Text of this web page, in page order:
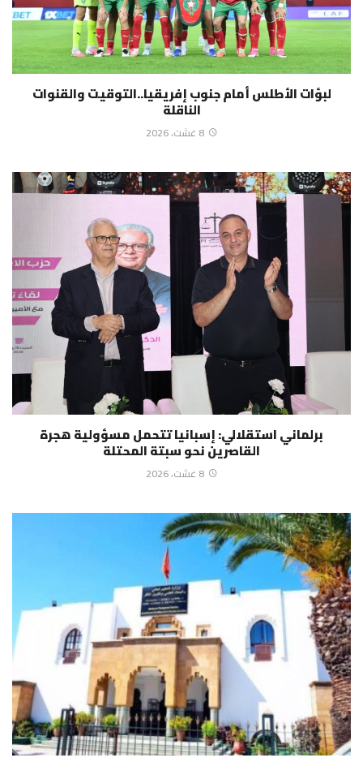
لبؤات الأطلس أمام جنوب إفريقيا..التوقيت والقنوات
الناقلة
8 غشت، 2026
برلماني استقلالي: إسبانيا تتحمل مسؤولية هجرة
القاصرين نحو سبتة المحتلة
8 غشت، 2026